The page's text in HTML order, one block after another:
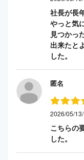
社長が長
やっと気
見つかっ
出来たと
した。
匿名
2026/05/
こちらの
した。